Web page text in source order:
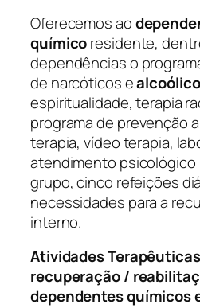
Oferecemos ao
químicoresidente,
dependências o
de narcóticos e
espiritualidade, terapia
programa de prevenção
terapia, vídeo terapia,
atendimento psicológico
grupo, cinco refeições
necessidades para a
interno.
Atividades
recuperação /
dependentes químicos